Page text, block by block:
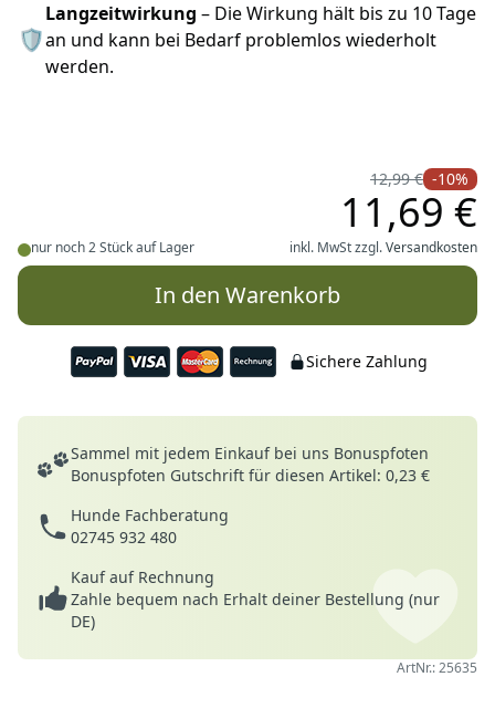
🛡
Langzeitwirkung – Die Wirkung hält bis zu 10 Tage
an und kann bei Bedarf problemlos wiederholt
werden.
nur noch 2 Stück auf Lager
12,99 € -10%
11,69 €
inkl. MwSt zzgl.Versandkosten
In den Warenkorb
Sichere Zahlung
Deine Vorteile
Sammel mit jedem Einkauf bei uns Bonuspfoten
Bonuspfoten Gutschrift für diesen Artikel: 0,23 €
Hunde Fachberatung
02745 932 480
Kauf auf Rechnung
Zahle bequem nach Erhalt deiner Bestellung (nur
DE)
ArtNr.: 25635